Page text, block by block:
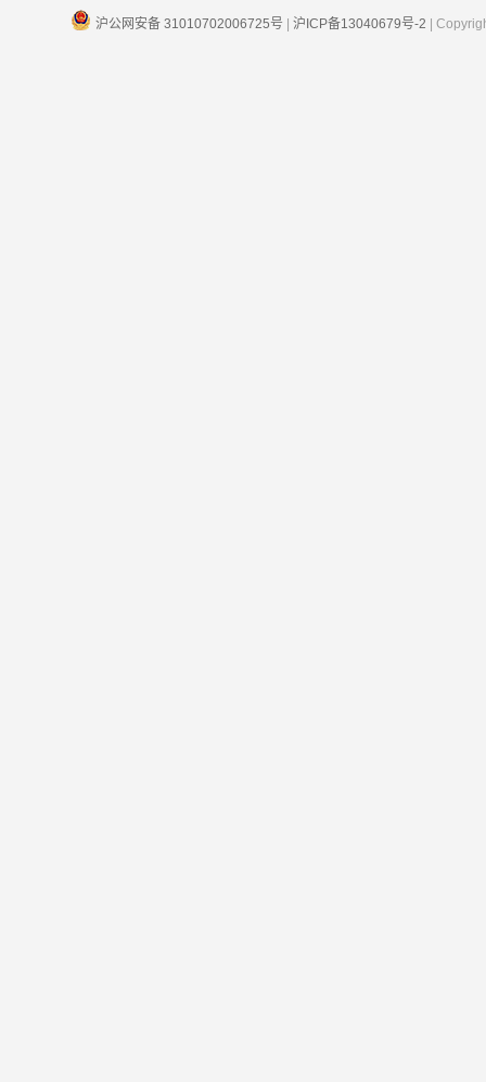
沪公网安备 31010702006725号 沪ICP备13040679号-2 |